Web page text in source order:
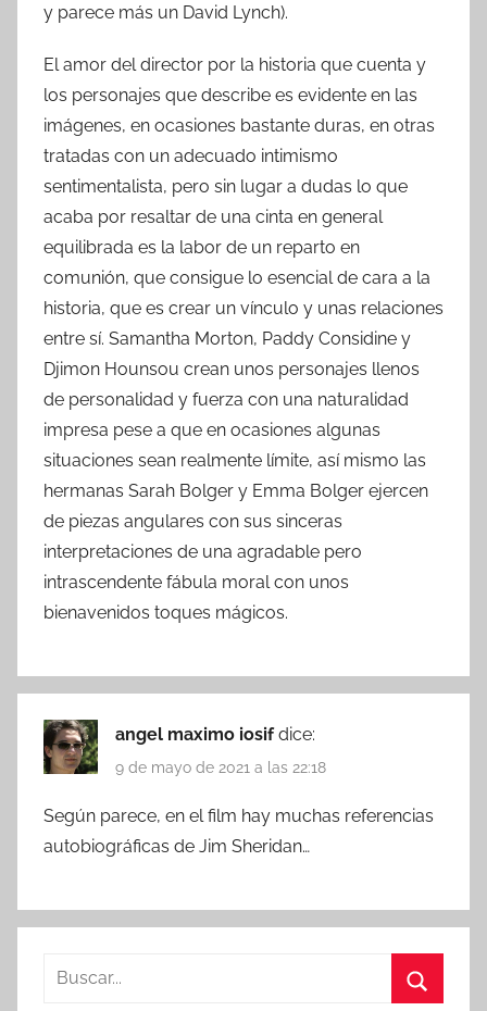
y parece más un David Lynch).
El amor del director por la historia que cuenta y
los personajes que describe es evidente en las
imágenes, en ocasiones bastante duras, en otras
tratadas con un adecuado intimismo
sentimentalista, pero sin lugar a dudas lo que
acaba por resaltar de una cinta en general
equilibrada es la labor de un reparto en
comunión, que consigue lo esencial de cara a la
historia, que es crear un vínculo y unas relaciones
entre sí. Samantha Morton, Paddy Considine y
Djimon Hounsou crean unos personajes llenos
de personalidad y fuerza con una naturalidad
impresa pese a que en ocasiones algunas
situaciones sean realmente límite, así mismo las
hermanas Sarah Bolger y Emma Bolger ejercen
de piezas angulares con sus sinceras
interpretaciones de una agradable pero
intrascendente fábula moral con unos
bienavenidos toques mágicos.
angel maximo iosifdice:
9 de mayo de 2021 a las 22:18
Según parece, en el film hay muchas referencias
autobiográficas de Jim Sheridan…